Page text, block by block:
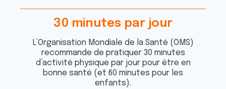
4
8
5
6
7
7
7
5
4
6
1
7
0
5
6
1
8
1
3
8
3
4
0
7
0
0
6
3
8
minutes par jour
L’Organisation Mondiale de la Santé (OMS)
recommande de pratiquer 30 minutes
d’activité physique par jour pour être en
bonne santé (et 60 minutes pour les
enfants).